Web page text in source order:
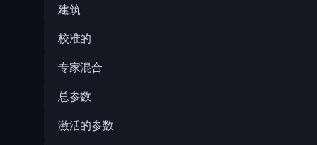
建筑
校准的
专家混合
总参数
激活的参数